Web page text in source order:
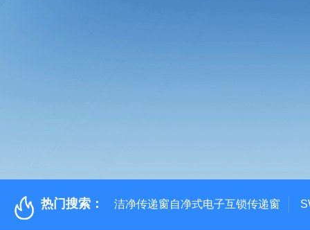
热门搜索： 洁净传递窗自净式电子互锁传递窗